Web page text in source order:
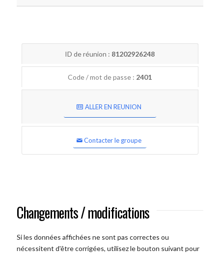
ID de réunion : 81202926248
Code / mot de passe : 2401
ALLER EN REUNION
Contacter le groupe
Changements / modifications
Si les données affichées ne sont pas correctes ou
nécessitent d'être corrigées, utilisez le bouton suivant pour